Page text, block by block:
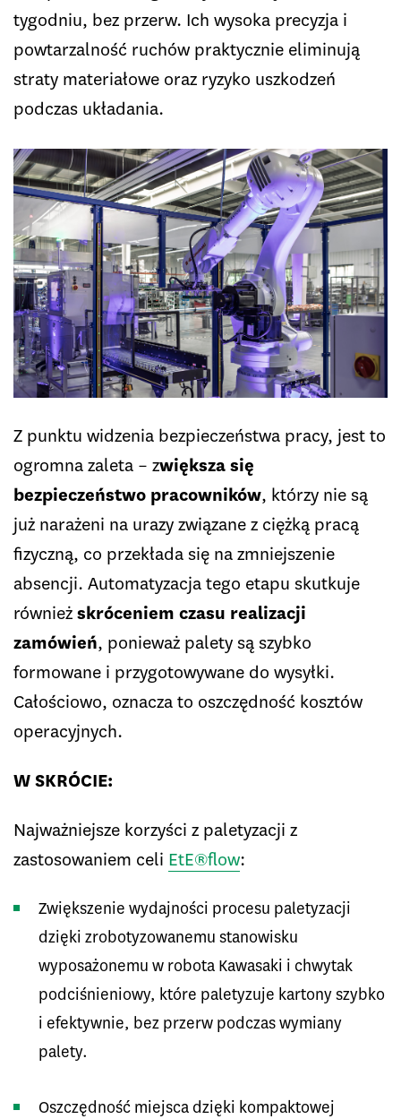
tygodniu, bez przerw. Ich wysoka precyzja i
powtarzalność ruchów praktycznie eliminują
straty materiałowe oraz ryzyko uszkodzeń
podczas układania.
Z punktu widzenia bezpieczeństwa pracy, jest to
ogromna zaleta – zwiększa się
bezpieczeństwo pracowników, którzy nie są
już narażeni na urazy związane z ciężką pracą
fizyczną, co przekłada się na zmniejszenie
absencji. Automatyzacja tego etapu skutkuje
równieżskróceniem czasu realizacji
zamówień, ponieważ palety są szybko
formowane i przygotowywane do wysyłki.
Całościowo, oznacza to oszczędność kosztów
operacyjnych.
W SKRÓCIE:
Najważniejsze korzyści z paletyzacji z
zastosowaniem celi EtE®flow:
Zwiększenie wydajności procesu paletyzacji
dzięki zrobotyzowanemu stanowisku
wyposażonemu w robota Kawasaki i chwytak
podciśnieniowy, które paletyzuje kartony szybko
i efektywnie, bez przerw podczas wymiany
palety.
Oszczędność miejsca dzięki kompaktowej